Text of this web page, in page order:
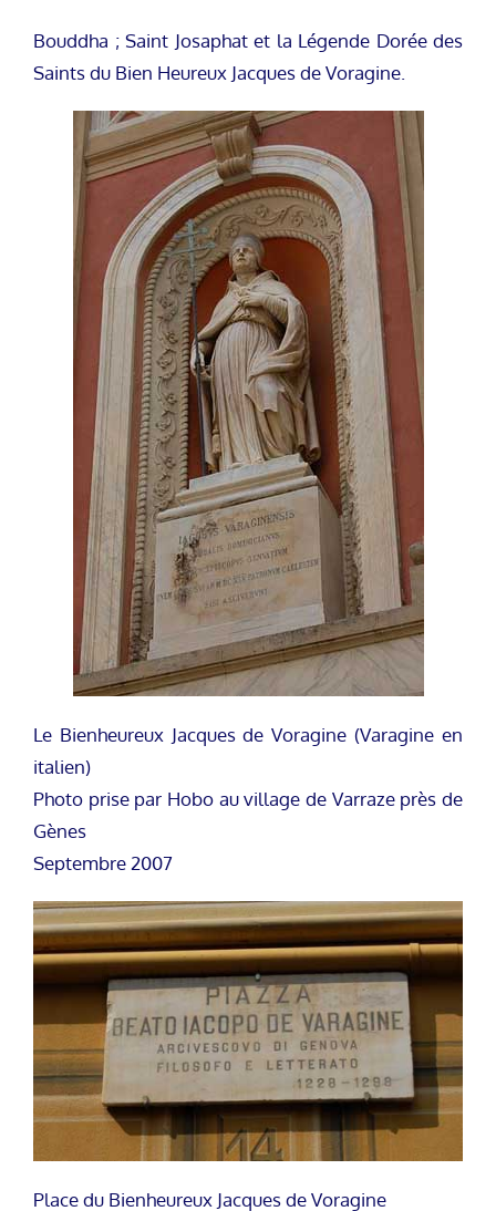
Bouddha ; Saint Josaphat et la Légende Dorée des
Saints du Bien Heureux Jacques de Voragine.
Le Bienheureux Jacques de Voragine (Varagine en
italien)
Photo prise par Hobo au village de Varraze près de
Gènes
Septembre 2007
Place du Bienheureux Jacques de Voragine